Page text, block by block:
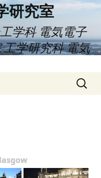
研究室
学科 電気電子
学研究科 電気
検
索: